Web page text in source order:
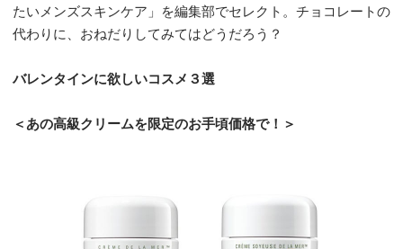
たいメンズスキンケア」を編集部でセレクト。チョコレートの
代わりに、おねだりしてみてはどうだろう？
バレンタインに欲しいコスメ３選
＜あの高級クリームを限定のお手頃価格で！＞